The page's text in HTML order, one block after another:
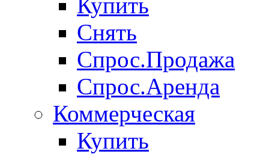
Снять
Спрос.Продажа
Спрос.Аренда
Коммерческая
Купить